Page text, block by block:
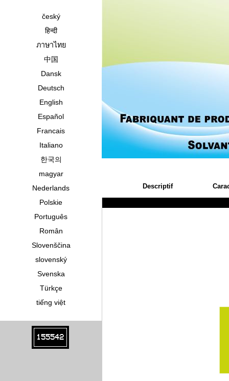
český
हिन्दी
ภาษาไทย
中国
Dansk
Deutsch
English
Español
Francais
Italiano
한국의
magyar
Nederlands
Polskie
Português
Român
Slovenščina
slovenský
Svenska
Türkçe
tiếng việt
155542
Descriptif